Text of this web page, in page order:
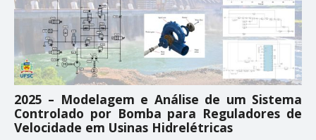
Linhas de Atuação
Pinheirinho
ENSINO
Disciplinas
2025 – Modelagem e Análise de um Sistema
Controlado por Bomba para Reguladores de
Velocidade em Usinas Hidrelétricas